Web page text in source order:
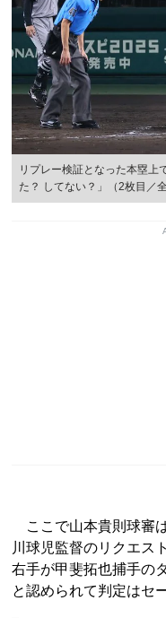
リプレー検証となった本塁上
た？ してない？」（2枚目／
ここで山本貴則球審
川球児監督のリクエス
右手が甲斐拓也捕手の
と認められて判定はセ